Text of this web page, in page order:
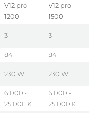
V12 pro -
1200
V12 pro -
1500
3 3
84 84
230 W 230 W
6.000 -
25.000 K
6.000 -
25.000 K